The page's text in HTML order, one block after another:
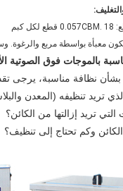
بالموجات فوق الصوتية
بشأن نظافة مناسبة، يرجى
تريد تنظيفه (المعدن
التي تريد إزالتها من الكائن؟
وكم تحتاج إلى تنظيف؟